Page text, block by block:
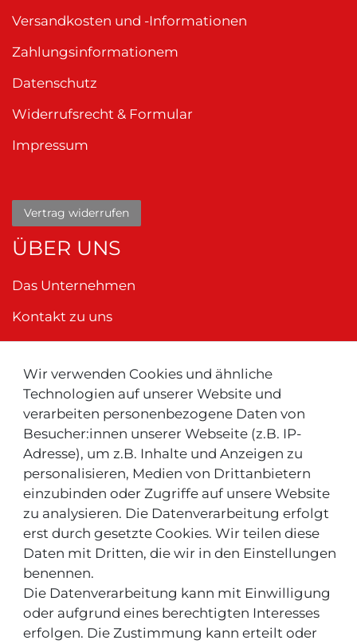
Wir verwenden Cookies und ähnliche
Technologien auf unserer Website und
verarbeiten personenbezogene Daten von
Besucher:innen unserer Webseite (z.B. IP-
Adresse), um z.B. Inhalte und Anzeigen zu
personalisieren, Medien von Drittanbietern
einzubinden oder Zugriffe auf unsere Website
zu analysieren. Die Datenverarbeitung erfolgt
erst durch gesetzte Cookies. Wir teilen diese
Daten mit Dritten, die wir in den Einstellungen
benennen.
Die Datenverarbeitung kann mit Einwilligung
oder aufgrund eines berechtigten Interesses
erfolgen. Die Zustimmung kann erteilt oder
Versandkosten und -Informationen
Zahlungsinformationem
Datenschutz
Widerrufsrecht & Formular
Impressum
Vertrag widerrufen
ÜBER UNS
Das Unternehmen
Kontakt zu uns
Neu ! Für Kunden aus der Schweiz:
INFOS & TIPPS
Rücksendeservice/-Informationen
Informationen "MeinEinkauf.ch"